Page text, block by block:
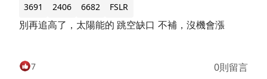
3691
2406 6682 FSLR
別再追高了，太陽能的 跳空缺口 不補，沒機會漲
7 0則留言